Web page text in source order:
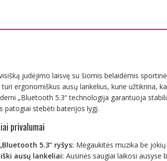
judėjimo laisvę su šiomis belaidėmis
ergonomiškus ausų lankelius, kurie užtikrina,
„Bluetooth 5.3“ technologija garantuoja
patogiai stebėti baterijos lygį.
privalumai
5.3“ ryšys: Mėgaukitės muzika be
ausų lankeliai: Ausinės saugiai laikosi